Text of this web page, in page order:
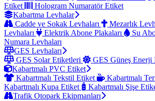
Etiket
Hologram Numaratör Etiket
Kabartma Levhalar
Cadde ve Sokak Levhaları
Mezarlık
Levhaları
Elektrik Abone Plakaları Su
Numara Levhaları
GES Levhaları
GES Solar Etiketleri
GES Güneş Enerji
Kabartmalı PVC Etiket
Kabartmalı Tekstil Etiket
Kabartmalı
Kabartmalı Kupa Etiket
Kabartmalı Şişe
Trafik Otopark Ekipmanları